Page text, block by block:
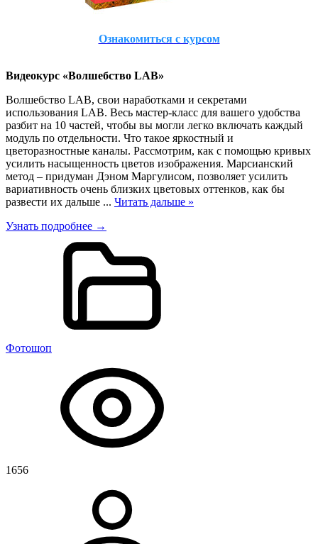
Ознакомиться с курсом
Видеокурс «Волшебство LAB»
Волшебство LAB, свои наработками и секретами
использования LAB. Весь мастер-класс для вашего удобства
разбит на 10 частей, чтобы вы могли легко включать каждый
модуль по отдельности. Что такое яркостный и
цветоразностные каналы. Рассмотрим, как с помощью кривых
усилить насыщенность цветов изображения. Марсианский
метод – придуман Дэном Маргулисом, позволяет усилить
вариативность очень близких цветовых оттенков, как бы
развести их дальше ... Читать дальше »
Узнать подробнее →
Фотошоп
1656